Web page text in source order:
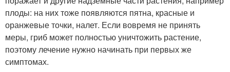
плоды: на них тоже появляются пятна, красные и
оранжевые точки, налет. Если вовремя не принять
меры, гриб может полностью уничтожить растение,
поэтому лечение нужно начинать при первых же
симптомах.